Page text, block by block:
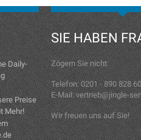
Daily-
Preise
Mehr!
SIE HABEN
Zögern Sie nicht:
Telefon: 0201 - 890 828 60
E-Mail: vertrieb@jingle-
Wir freuen uns auf Sie!